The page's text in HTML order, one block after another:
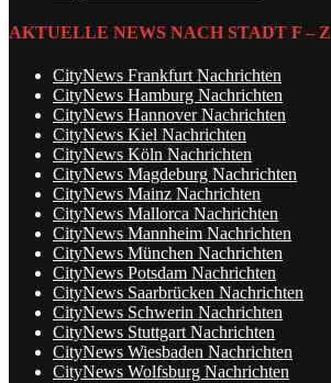
AKTUELLE NEWS NACH STADT F – Z
CityNews Frankfurt Nachrichten
CityNews Hamburg Nachrichten
CityNews Hannover Nachrichten
CityNews Kiel Nachrichten
CityNews Köln Nachrichten
CityNews Magdeburg Nachrichten
CityNews Mainz Nachrichten
CityNews Mallorca Nachrichten
CityNews Mannheim Nachrichten
CityNews München Nachrichten
CityNews Potsdam Nachrichten
CityNews Saarbrücken Nachrichten
CityNews Schwerin Nachrichten
CityNews Stuttgart Nachrichten
CityNews Wiesbaden Nachrichten
CityNews Wolfsburg Nachrichten